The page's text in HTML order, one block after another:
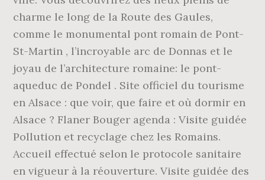
charme le long de la Route des Gaules,
comme le monumental pont romain de Pont-
St-Martin , l’incroyable arc de Donnas et le
joyau de l’architecture romaine: le pont-
aqueduc de Pondel . Site officiel du tourisme
en Alsace : que voir, que faire et où dormir en
Alsace ? Flaner Bouger agenda : Visite guidée
Pollution et recyclage chez les Romains.
Accueil effectué selon le protocole sanitaire
en vigueur à la réouverture. Visite guidée des